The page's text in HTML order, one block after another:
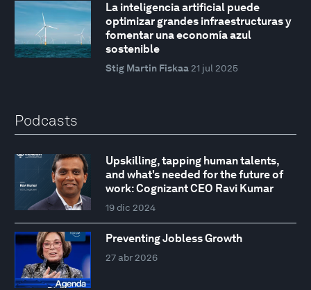
La inteligencia artificial puede
optimizar grandes infraestructuras y
fomentar una economía azul
sostenible
Stig Martin Fiskaa 21 jul 2025
Podcasts
Upskilling, tapping human talents,
and what's needed for the future of
work: Cognizant CEO Ravi Kumar
19 dic 2024
Preventing Jobless Growth
27 abr 2026